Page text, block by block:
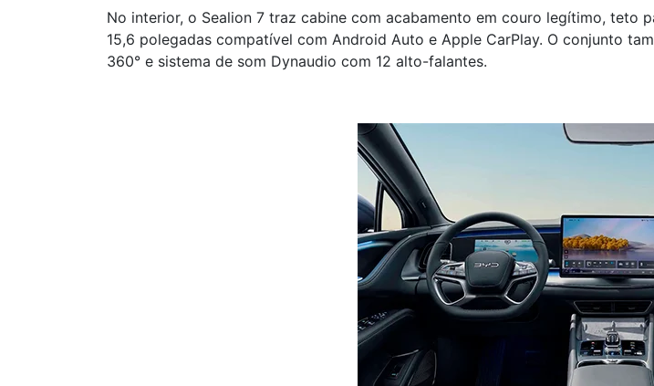
No interior, o Sealion 7 traz cabine com acabamento em couro legítimo, teto
15,6 polegadas compatível com Android Auto e Apple CarPlay. O conjunto
360° e sistema de som Dynaudio com 12 alto-falantes.